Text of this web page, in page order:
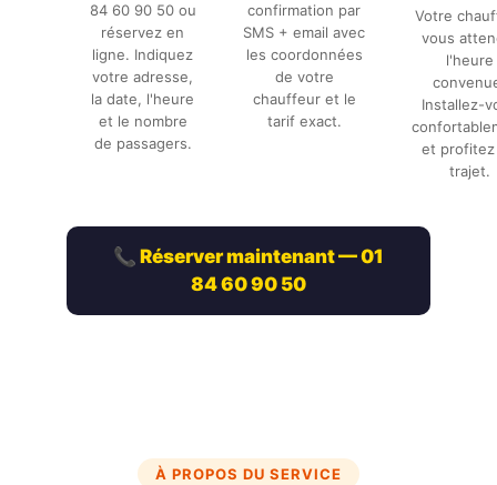
84 60 90 50 ou
réservez en
ligne. Indiquez
votre adresse,
la date, l'heure
et le nombre
de passagers.
confirmation par
SMS + email avec
les coordonnées
de votre
chauffeur et le
tarif exact.
Votre
vous
l'heure
Installez-
et
trajet.
📞 Réserver maintenant — 01
84 60 90 50
À PROPOS DU SERVICE